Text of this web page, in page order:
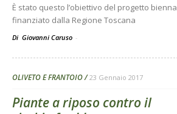
È stato questo l’obiettivo del progetto
finanziato dalla Regione Toscana
Di Giovanni Caruso -
OLIVETO E FRANTOIO 23 Gennaio 2017
Piante a riposo contro il